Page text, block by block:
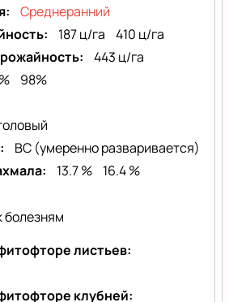
Среднеранний
187 ц/га
410 ц/га
443 ц/га
98%
BC (умеренно разваривается)
13.7 % 16.4 %
болезням
листьев
клубней